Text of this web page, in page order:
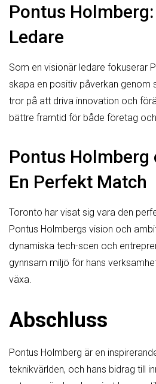
Pontus
Ledare
Som en visionär ledare fokuserar
skapa en positiv påverkan genom
tror på att driva innovation och
bättre framtid för både företag
Pontus Holmberg
En Perfekt Match
Toronto har visat sig vara den
Pontus Holmbergs vision och
dynamiska tech-scen och
gynnsam miljö för hans
växa.
Abschluss
Pontus Holmberg är en
teknikvärlden, och hans bidrag till